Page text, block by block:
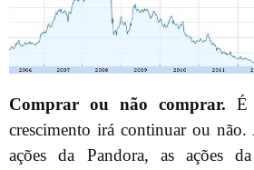
Comprar ou não comprar. É
crescimento irá continuar ou
ações da Pandora, as ações